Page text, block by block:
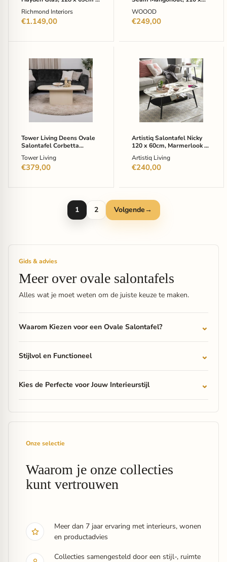
Organisch
Richmond Interiors
€1.149,00
Ovaal
WOOOD
€249,00
Tower
Living
Deens
Ovale
Salontafel
Corbetta
Minerale
120
x
70cm
-
Beige
Tower Living Deens Ovale
Salontafel Corbetta
x 70cm - Beige - Ovaal
Tower Living
€379,00
Artistiq
Salontafel
Nicky
120
60cm,
Marmerlook
-
Ovaal
Artistiq Salontafel Nicky
120 x 60cm, Marmerlook -
Artistiq Living
€240,00
1 2 Volgende→
Gids & advies
Meer over ovale salontafels
Alles wat je moet weten om de juiste keuze te maken.
Waarom Kiezen voor een Ovale Salontafel?
Stijlvol en Functioneel
Kies de Perfecte voor Jouw Interieurstijl
Onze selectie
Waarom je onze collecties
kunt vertrouwen
Meer dan 7 jaar ervaring met interieurs, wonen
en productadvies
Collecties samengesteld door een stijl-, ruimte